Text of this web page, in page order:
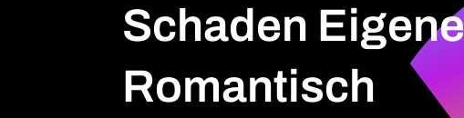
Schaden
Romantisch